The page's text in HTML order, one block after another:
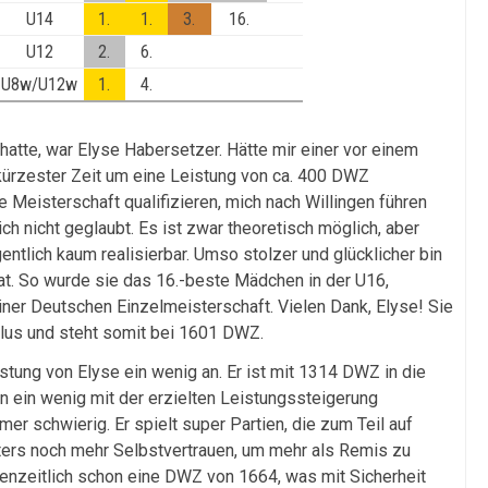
U14 1. 1. 3.
16.
U12
2.
6.
U8w/U12w
1. 4.
war Elyse Habersetzer. Hätte mir einer vor einem
Zeit um eine Leistung von ca. 400 DWZ
Meisterschaft qualifizieren, mich nach Willingen führen
nicht geglaubt. Es ist zwar theoretisch möglich, aber
kaum realisierbar. Umso stolzer und glücklicher bin
So wurde sie das 16.-beste Mädchen in der U16,
Deutschen Einzelmeisterschaft. Vielen Dank, Elyse! Sie
und steht somit bei 1601 DWZ.
von Elyse ein wenig an. Er ist mit 1314 DWZ in die
ein wenig mit der erzielten Leistungssteigerung
schwierig. Er spielt super Partien, die zum Teil auf
noch mehr Selbstvertrauen, um mehr als Remis zu
schon eine DWZ von 1664, was mit Sicherheit